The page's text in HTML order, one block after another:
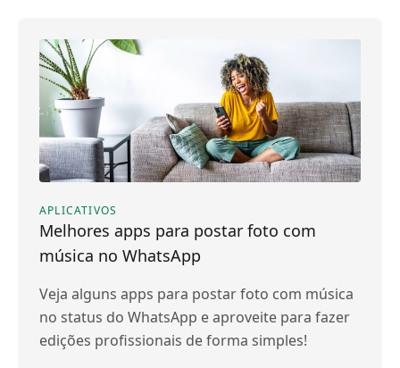
APLICATIVOS
Melhores apps para postar foto com
música no WhatsApp
Veja alguns apps para postar foto com música
no status do WhatsApp e aproveite para fazer
edições profissionais de forma simples!